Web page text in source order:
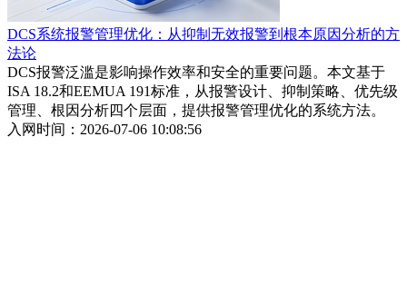
DCS系统报警管理优化：从抑制无效报警到根本原因分析的方
法论
DCS报警泛滥是影响操作效率和安全的重要问题。本文基于
ISA 18.2和EEMUA 191标准，从报警设计、抑制策略、优先级
管理、根因分析四个层面，提供报警管理优化的系统方法。
入网时间：2026-07-06 10:08:56